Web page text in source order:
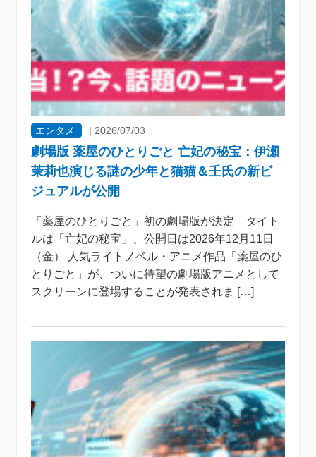
エンタメ | 2026/07/03
劇場版 薬屋のひとりごと 亡妃の秘宝：伊瀬
茉莉也演じる謎の少年と猫猫＆壬氏の新ビ
ジュアルが公開
「薬屋のひとりごと」初の劇場版が決定 タイト
ルは「亡妃の秘宝」、公開日は2026年12月11日
（金） 人気ライトノベル・アニメ作品「薬屋のひ
とりごと」が、ついに待望の劇場版アニメとして
スクリーンに登場することが発表されま […]